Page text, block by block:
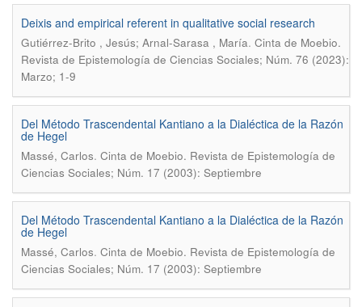
Deixis and empirical referent in qualitative social research
Gutiérrez-Brito , Jesús; Arnal-Sarasa , María. Cinta de Moebio.
Revista de Epistemología de Ciencias Sociales; Núm. 76 (2023):
Marzo; 1-9
Del Método Trascendental Kantiano a la Dialéctica de la Razón
de Hegel
Massé, Carlos. Cinta de Moebio. Revista de Epistemología de
Ciencias Sociales; Núm. 17 (2003): Septiembre
Del Método Trascendental Kantiano a la Dialéctica de la Razón
de Hegel
Massé, Carlos. Cinta de Moebio. Revista de Epistemología de
Ciencias Sociales; Núm. 17 (2003): Septiembre